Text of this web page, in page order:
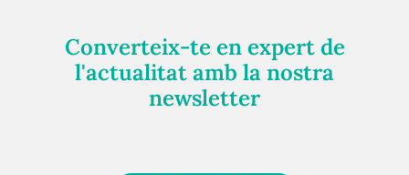
Converteix-te en expert de
l'actualitat amb la nostra
newsletter